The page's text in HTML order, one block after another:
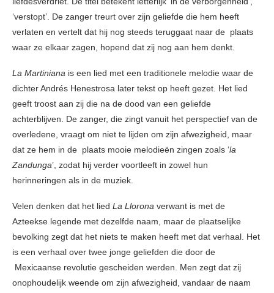
‘verstopt’. De zanger treurt over zijn geliefde die hem heeft
verlaten en vertelt dat hij nog steeds teruggaat naar de plaats
waar ze elkaar zagen, hopend dat zij nog aan hem denkt.
La Martiniana is een lied met een traditionele melodie waar de
dichter Andrés Henestrosa later tekst op heeft gezet. Het lied
geeft troost aan zij die na de dood van een geliefde
achterblijven. De zanger, die zingt vanuit het perspectief van de
overledene, vraagt om niet te lijden om zijn afwezigheid, maar
dat ze hem in de plaats mooie melodieën zingen zoals ‘la
Zandunga’, zodat hij verder voortleeft in zowel hun
herinneringen als in de muziek.
Velen denken dat het lied La Llorona verwant is met de
Azteekse legende met dezelfde naam, maar de plaatselijke
bevolking zegt dat het niets te maken heeft met dat verhaal. Het
is een verhaal over twee jonge geliefden die door de
Mexicaanse revolutie gescheiden werden. Men zegt dat zij
onophoudelijk weende om zijn afwezigheid, vandaar de naam